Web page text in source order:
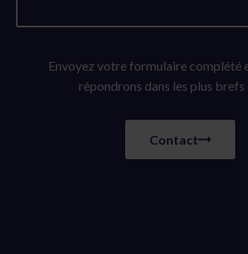
Envoyez votre formulaire complété
répondrons dans les plus brefs
Contact